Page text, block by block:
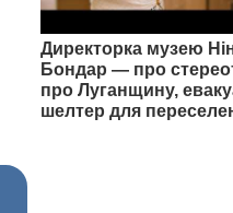
Директорка музею
Бондар — про
про Луганщину,
шелтер для